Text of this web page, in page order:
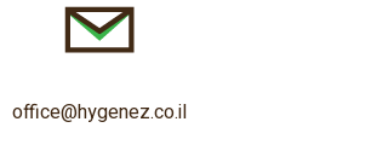
office@hygenez.co.il